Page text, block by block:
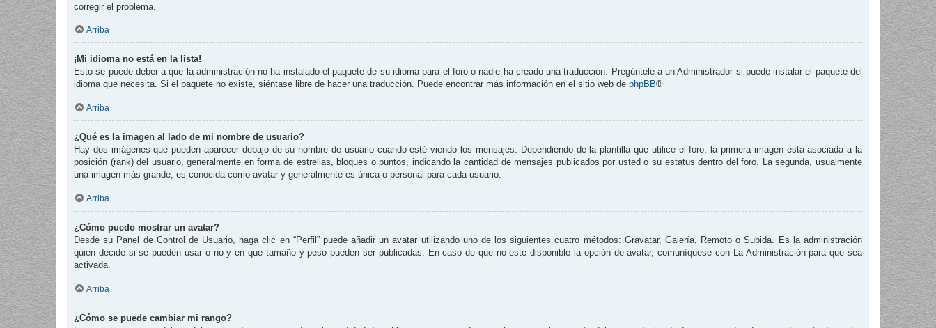
corregir el problema.
Arriba
¡Mi idioma no está en la lista!
Esto se puede deber a que la administración no ha instalado el paquete de su idioma para el foro o nadie ha creado una traducción. Pregúntele a un Administrador si puede instalar el paquete del
idioma que necesita. Si el paquete no existe, siéntase libre de hacer una traducción. Puede encontrar más información en el sitio web de phpBB®
Arriba
¿Qué es la imagen al lado de mi nombre de usuario?
Hay dos imágenes que pueden aparecer debajo de su nombre de usuario cuando esté viendo los mensajes. Dependiendo de la plantilla que utilice el foro, la primera imagen está asociada a la
posición (rank) del usuario, generalmente en forma de estrellas, bloques o puntos, indicando la cantidad de mensajes publicados por usted o su estatus dentro del foro. La segunda, usualmente
una imagen más grande, es conocida como avatar y generalmente es única o personal para cada usuario.
Arriba
¿Cómo puedo mostrar un avatar?
Desde su Panel de Control de Usuario, haga clic en “Perfil” puede añadir un avatar utilizando uno de los siguientes cuatro métodos: Gravatar, Galería, Remoto o Subida. Es la administración
quien decide si se pueden usar o no y en que tamaño y peso pueden ser publicadas. En caso de que no este disponible la opción de avatar, comuníquese con La Administración para que sea
activada.
Arriba
¿Cómo se puede cambiar mi rango?